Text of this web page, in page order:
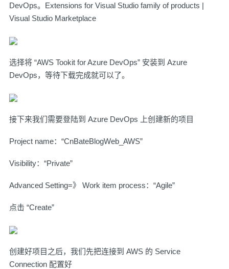
DevOps。 Extensions for Visual Studio family of products |
Visual Studio Marketplace
选择将 “AWS Tookit for Azure DevOps” 安装到 Azure
DevOps，等待下载完成就可以了。
接下来我们需要登陆到 Azure DevOps 上创建新的项目
Project name：“CnBateBlogWeb_AWS”
Visibility：“Private”
Advanced Setting=》 Work item process：“Agile”
点击 “Create”
创建好项目之后，我们先把连接到 AWS 的 Service
Connection 配置好